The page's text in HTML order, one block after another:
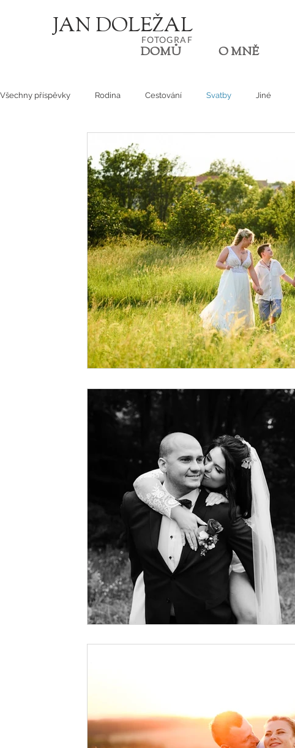
JAN DOLEŽAL
FOTOGRA F
DOMŮ O MNĚ
Všechny příspěvky Rodina Cestování Svatby Jiné